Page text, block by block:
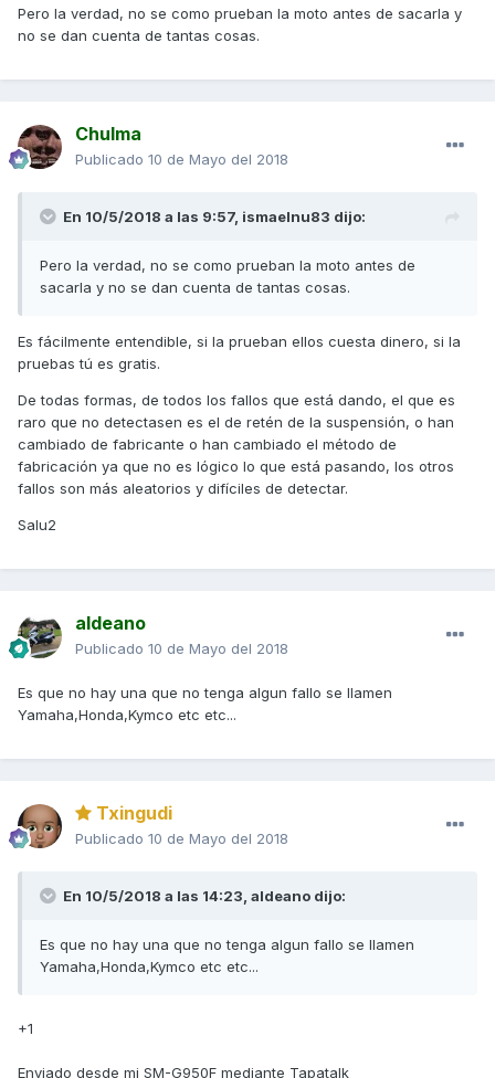
Pero la verdad, no se como prueban la moto antes de sacarla y
no se dan cuenta de tantas cosas.
Chulma
Publicado 10 de Mayo del 2018
En 10/5/2018 a las 9:57, ismaelnu83 dijo:
Pero la verdad, no se como prueban la moto antes de
sacarla y no se dan cuenta de tantas cosas.
Es fácilmente entendible, si la prueban ellos cuesta dinero, si la
pruebas tú es gratis.
De todas formas, de todos los fallos que está dando, el que es
raro que no detectasen es el de retén de la suspensión, o han
cambiado de fabricante o han cambiado el método de
fabricación ya que no es lógico lo que está pasando, los otros
fallos son más aleatorios y difíciles de detectar.
Salu2
aldeano
Publicado 10 de Mayo del 2018
Es que no hay una que no tenga algun fallo se llamen
Yamaha,Honda,Kymco etc etc...
Txingudi
Publicado 10 de Mayo del 2018
En 10/5/2018 a las 14:23, aldeano dijo:
Es que no hay una que no tenga algun fallo se llamen
Yamaha,Honda,Kymco etc etc...
+1
Enviado desde mi SM-G950F mediante Tapatalk